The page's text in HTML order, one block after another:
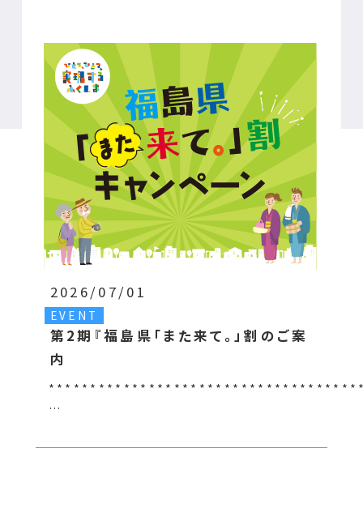
2026/07/01
EVENT
第2期『福島県「また来て。」割のご案
内
…